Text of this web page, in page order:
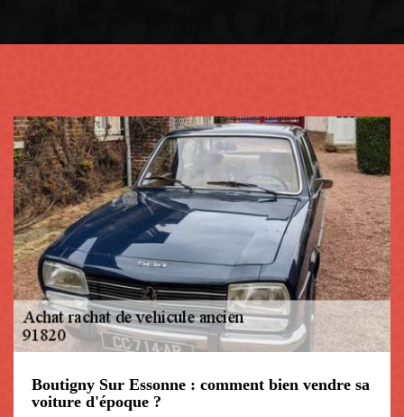
Boutigny Sur Essonne : comment bien vendre sa
voiture d'époque ?